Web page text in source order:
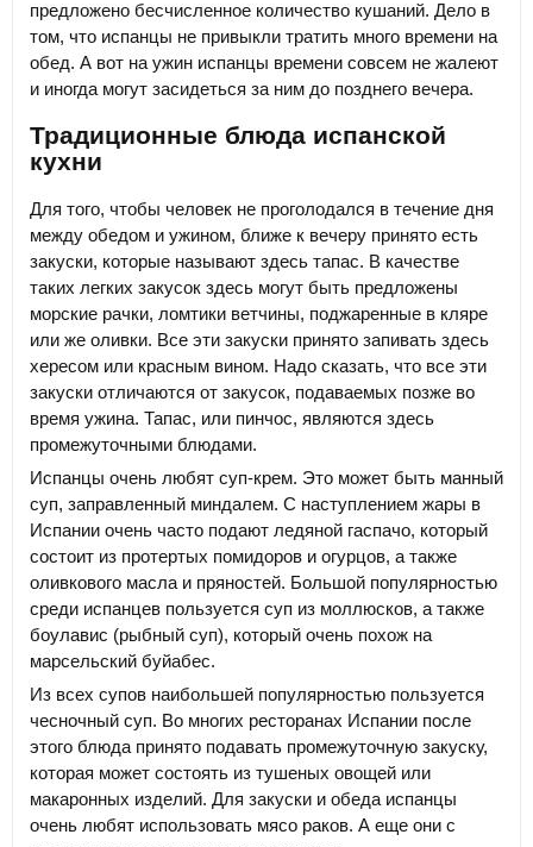
предложено бесчисленное количество кушаний. Дело в
том, что испанцы не привыкли тратить много времени на
обед. А вот на ужин испанцы времени совсем не жалеют
и иногда могут засидеться за ним до позднего вечера.
Традиционные блюда испанской
кухни
Для того, чтобы человек не проголодался в течение дня
между обедом и ужином, ближе к вечеру принято есть
закуски, которые называют здесь тапас. В качестве
таких легких закусок здесь могут быть предложены
морские рачки, ломтики ветчины, поджаренные в кляре
или же оливки. Все эти закуски принято запивать здесь
хересом или красным вином. Надо сказать, что все эти
закуски отличаются от закусок, подаваемых позже во
время ужина. Тапас, или пинчос, являются здесь
промежуточными блюдами.
Испанцы очень любят суп-крем. Это может быть манный
суп, заправленный миндалем. С наступлением жары в
Испании очень часто подают ледяной гаспачо, который
состоит из протертых помидоров и огурцов, а также
оливкового масла и пряностей. Большой популярностью
среди испанцев пользуется суп из моллюсков, а также
боулавис (рыбный суп), который очень похож на
марсельский буйабес.
Из всех супов наибольшей популярностью пользуется
чесночный суп. Во многих ресторанах Испании после
этого блюда принято подавать промежуточную закуску,
которая может состоять из тушеных овощей или
макаронных изделий. Для закуски и обеда испанцы
очень любят использовать мясо раков. А еще они с